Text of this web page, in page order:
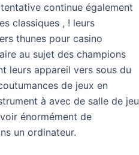
continue également
classiques , ! leurs
thunes pour casino
au sujet des champions
leurs appareil vers sous du
de jeux en
à avec de salle de jeu
énormément de
un ordinateur.